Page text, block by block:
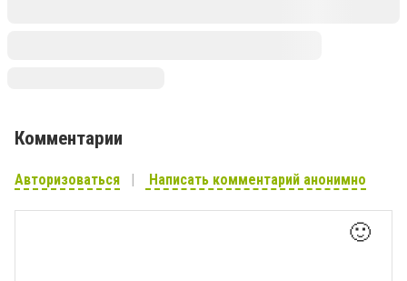
Комментарии
Авторизоваться Написать комментарий анонимно
🙂